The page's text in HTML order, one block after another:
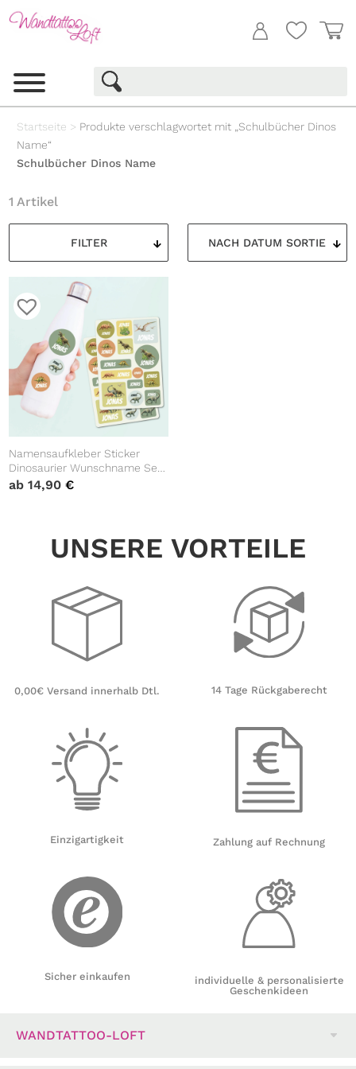
Startseite > Produkte verschlagwortet mit „Schulbücher Dinos
Name“
Schulbücher Dinos Name
FILTER
1 Artikel
Namensaufkleber Sticker
Dinosaurier Wunschname Set
Aufkleber Dinos Schule
ab14,90€
UNSERE VORTEILE
0,00€ Versand innerhalb Dtl.
Einzigartigkeit
Sicher einkaufen
14 Tage Rückgaberecht
Zahlung auf Rechnung
individuelle & personalisierte
Geschenkideen
WANDTATTOO-LOFT